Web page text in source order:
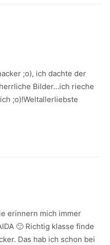
;o), ich dachte der
Bilder…ich rieche
;o)!Weltallerliebste
erinnern mich immer
🙂 Richtig klasse finde
Das hab ich schon bei